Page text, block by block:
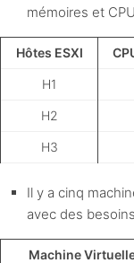
mémoires et
Hôtes ESXI
H1
H2
H3
Il y a cinq
avec des
Machine